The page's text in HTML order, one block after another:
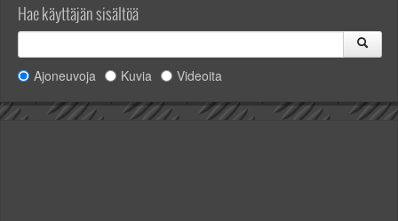
Hae käyttäjän sisältöä
Ajoneuvoja Kuvia Videoita